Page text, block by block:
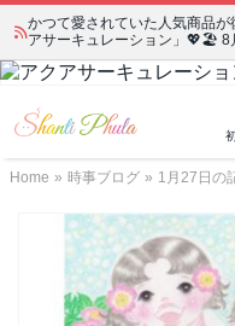
かつて愛されていた人気商品
アサーキュレーション」💖🏖️ 8
Home » 時事ブログ » 1月27日の